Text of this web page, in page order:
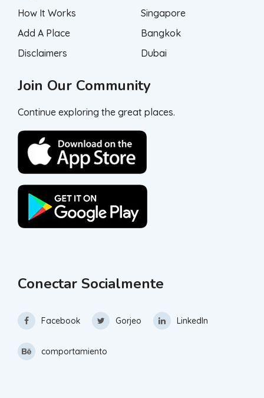
How It Works
Add A Place
Disclaimers
Singapore
Bangkok
Dubai
Join Our Community
Continue exploring the great places.
Conectar Socialmente
Facebook Gorjeo LinkedIn
comportamiento